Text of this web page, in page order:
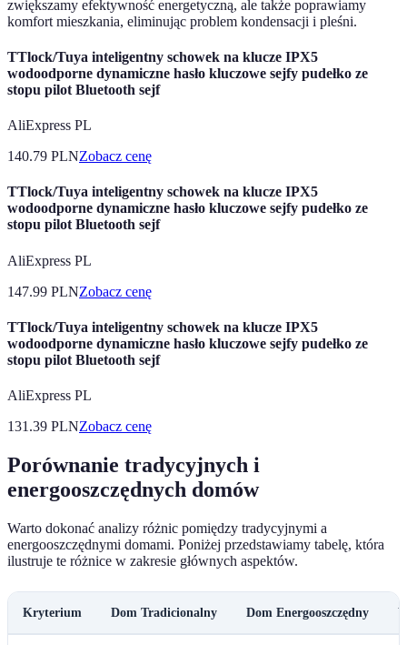
zwiększamy efektywność energetyczną, ale także poprawiamy
komfort mieszkania, eliminując problem kondensacji i pleśni.
TTlock/Tuya inteligentny schowek na klucze IPX5
wodoodporne dynamiczne hasło kluczowe sejfy pudełko ze
stopu pilot Bluetooth sejf
AliExpress PL
140.79 PLNZobacz cenę
TTlock/Tuya inteligentny schowek na klucze IPX5
wodoodporne dynamiczne hasło kluczowe sejfy pudełko ze
stopu pilot Bluetooth sejf
AliExpress PL
147.99 PLNZobacz cenę
TTlock/Tuya inteligentny schowek na klucze IPX5
wodoodporne dynamiczne hasło kluczowe sejfy pudełko ze
stopu pilot Bluetooth sejf
AliExpress PL
131.39 PLNZobacz cenę
Porównanie tradycyjnych i
energooszczędnych domów
Warto dokonać analizy różnic pomiędzy tradycyjnymi a
energooszczędnymi domami. Poniżej przedstawiamy tabelę, która
ilustruje te różnice w zakresie głównych aspektów.
Kryterium Dom Tradicionalny Dom Energooszczędny